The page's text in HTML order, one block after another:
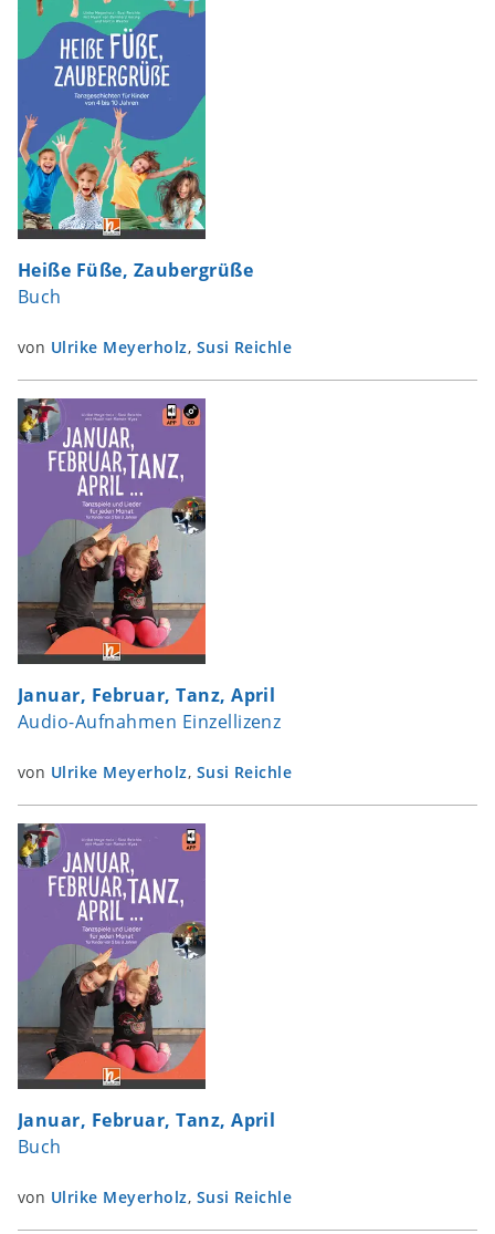
Heiße Füße, Zaubergrüße
Buch
von Ulrike Meyerholz, Susi Reichle
Januar, Februar, Tanz, April
Audio-Aufnahmen Einzellizenz
von Ulrike Meyerholz, Susi Reichle
Januar, Februar, Tanz, April
Buch
von Ulrike Meyerholz, Susi Reichle